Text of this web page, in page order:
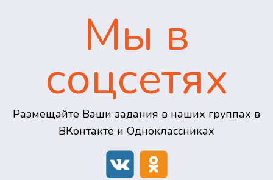
Мы в
соцсетях
Размещайте Ваши задания в наших группах в
ВКонтакте и Одноклассниках